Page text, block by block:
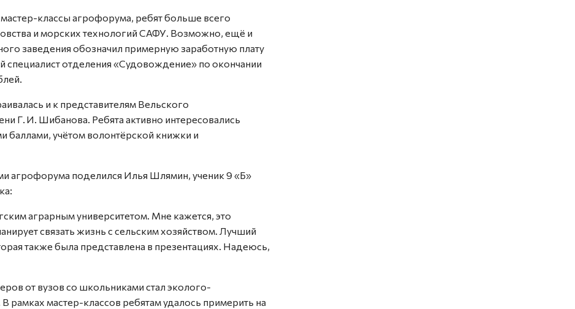
классы агрофорума, ребят больше всего
и морских технологий САФУ. Возможно, ещё и
заведения обозначил примерную заработную плату
специалист отделения «Судовождение» по окончании
и к представителям Вельского
Г. И. Шибанова. Ребята активно интересовались
баллами, учётом волонтёрской книжки и
агрофорума поделился Илья Шлямин, ученик 9 «Б»
аграрным университетом. Мне кажется, это
связать жизнь с сельским хозяйством. Лучший
также была представлена в презентациях. Надеюсь,
от вузов со школьниками стал эколого-
рамках мастер-классов ребятам удалось примерить на